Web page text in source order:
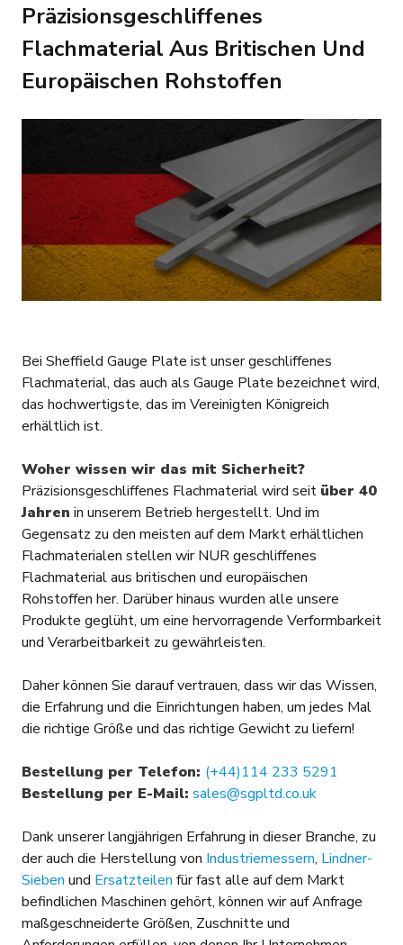
Präzisionsgeschliffenes
Flachmaterial Aus Britischen Und
Europäischen Rohstoffen
Bei Sheffield Gauge Plate ist unser geschliffenes
Flachmaterial, das auch als Gauge Plate bezeichnet wird,
das hochwertigste, das im Vereinigten Königreich
erhältlich ist.
Woher wissen wir das mit Sicherheit?
Präzisionsgeschliffenes Flachmaterial wird seit über 40
Jahren in unserem Betrieb hergestellt. Und im
Gegensatz zu den meisten auf dem Markt erhältlichen
Flachmaterialen stellen wir NUR geschliffenes
Flachmaterial aus britischen und europäischen
Rohstoffen her. Darüber hinaus wurden alle unsere
Produkte geglüht, um eine hervorragende Verformbarkeit
und Verarbeitbarkeit zu gewährleisten.
Daher können Sie darauf vertrauen, dass wir das Wissen,
die Erfahrung und die Einrichtungen haben, um jedes Mal
die richtige Größe und das richtige Gewicht zu liefern!
Bestellung per Telefon: (+44)114 233 5291
Bestellung per E-Mail: sales@sgpltd.co.uk
Dank unserer langjährigen Erfahrung in dieser Branche, zu
der auch die Herstellung von Industriemessern, Lindner-
Sieben und Ersatzteilen für fast alle auf dem Markt
befindlichen Maschinen gehört, können wir auf Anfrage
maßgeschneiderte Größen, Zuschnitte und